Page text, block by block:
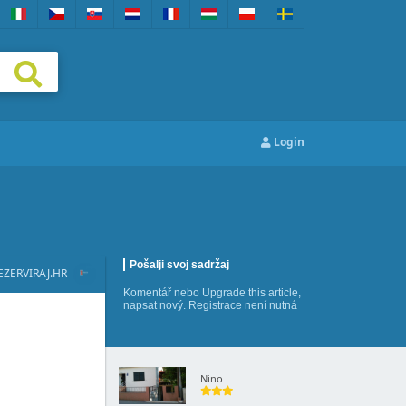
Login
Pošalji svoj sadržaj
Komentář nebo Upgrade this article,
napsat nový. Registrace není nutná
Nino